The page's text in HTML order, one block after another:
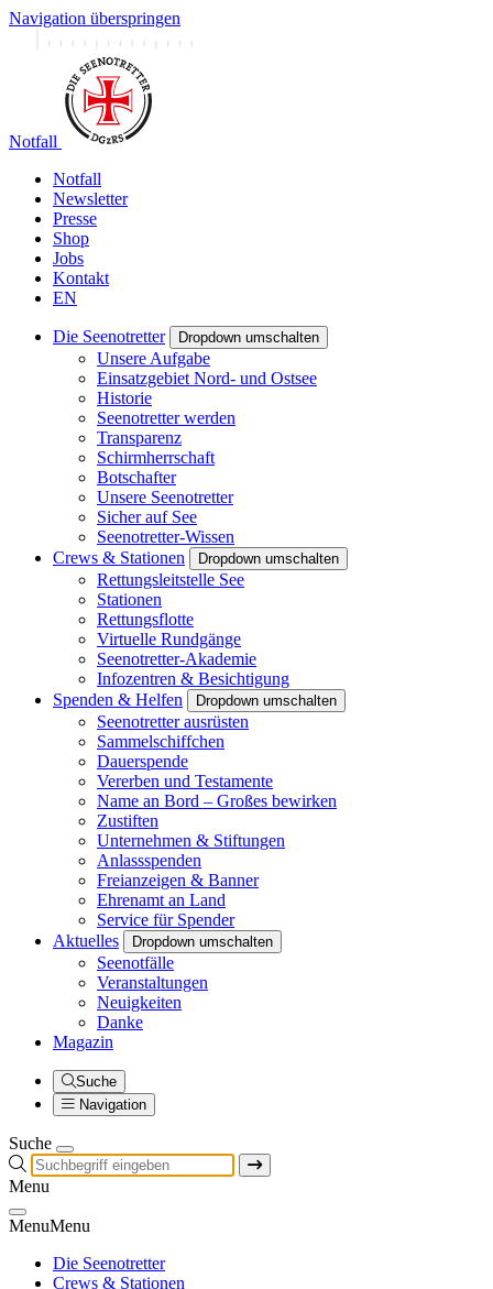
Navigation überspringen
Notfall
Notfall
Newsletter
Presse
Shop
Jobs
Kontakt
EN
Die Seenotretter Dropdown umschalten
Unsere Aufgabe
Einsatzgebiet Nord- und Ostsee
Historie
Seenotretter werden
Transparenz
Schirmherrschaft
Botschafter
Unsere Seenotretter
Sicher auf See
Seenotretter-Wissen
Crews & Stationen
Dropdown umschalten
Rettungsleitstelle See
Stationen
Rettungsflotte
Virtuelle Rundgänge
Seenotretter-Akademie
Infozentren & Besichtigung
Spenden & Helfen
Dropdown umschalten
Seenotretter ausrüsten
Sammelschiffchen
Dauerspende
Vererben und Testamente
Name an Bord – Großes bewirken
Zustiften
Unternehmen & Stiftungen
Anlassspenden
Freianzeigen & Banner
Ehrenamt an Land
Service für Spender
Aktuelles
Dropdown umschalten
Seenotfälle
Veranstaltungen
Neuigkeiten
Danke
Magazin
Suche
Navigation
Suche
Menu
MenuMenu
Die Seenotretter
Crews & Stationen